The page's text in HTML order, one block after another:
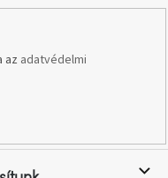
az adatvédelmi